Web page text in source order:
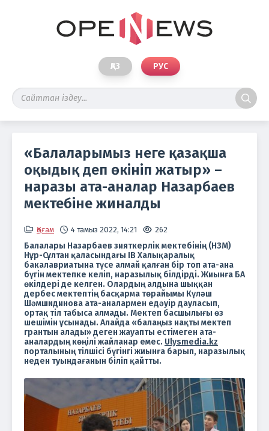
ҚАЗ РУС
«Балаларымыз неге қазақша
оқыдық деп өкініп жатыр» –
наразы ата-аналар Назарбаев
мектебіне жиналды
Қоғам 4 тамыз 2022, 14:21 262
Балалары Назарбаев зияткерлік мектебінің (НЗМ)
Нұр-Сұлтан қаласындағы IB Халықаралық
бакалавриатына түсе алмай қалған бір топ ата-ана
бүгін мектепке келіп, наразылық білдірді. Жиынға БАҚ
өкілдері де келген. Олардың алдына шыққан
дербес мектептің басқарма төрайымы Күләш
Шәмшидинова ата-аналармен едәуір дауласып,
ортақ тіл табыса алмады. Мектеп басшылығы өз
шешімін ұсынады. Алайда «балаңыз нақты мектеп
грантын алады» деген жауапты естімеген ата-
аналардың көңілі жайланар емес. Ulysmedia.kz
порталының тілшісі бүгінгі жиынға барып, наразылық
неден туындағанын біліп қайтты.